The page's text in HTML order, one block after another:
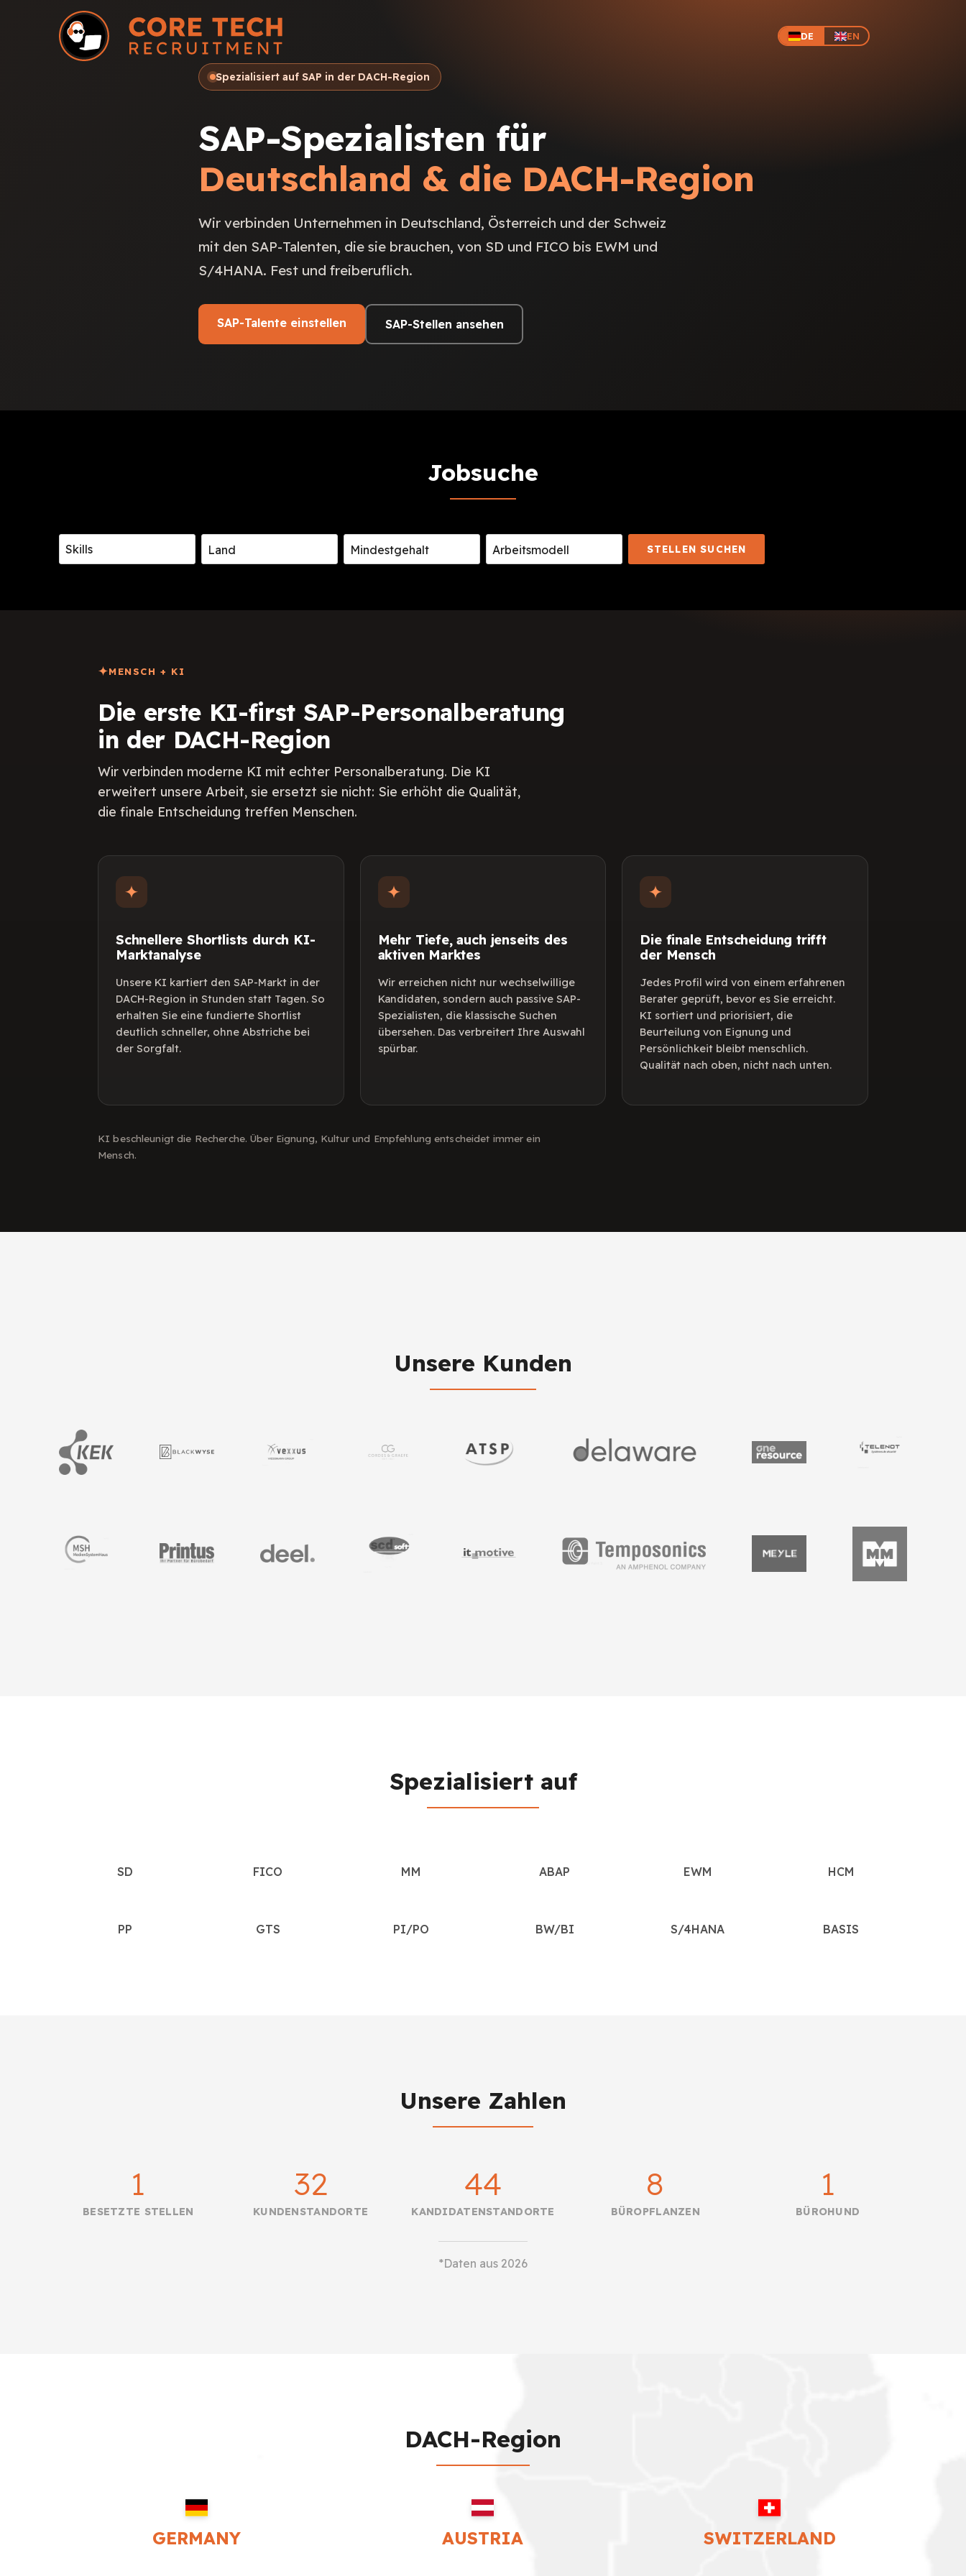
DE EN
Spezialisiert auf SAP in der DACH-Region
SAP-Spezialisten für
Deutschland & die DACH-Region
Wir verbinden Unternehmen in Deutschland, Österreich und der Schweiz
mit den SAP-Talenten, die sie brauchen, von SD und FICO bis EWM und
S/4HANA. Fest und freiberuflich.
SAP-Talente einstellen SAP-Stellen ansehen
Jobsuche
Skills STELLEN SUCHEN
MENSCH + KI
Die erste KI-first SAP-Personalberatung
in der DACH-Region
Wir verbinden moderne KI mit echter Personalberatung. Die KI
erweitert unsere Arbeit, sie ersetzt sie nicht: Sie erhöht die Qualität,
die finale Entscheidung treffen Menschen.
Schnellere Shortlists durch KI-
Marktanalyse
Unsere KI kartiert den SAP-Markt in der
DACH-Region in Stunden statt Tagen. So
erhalten Sie eine fundierte Shortlist
deutlich schneller, ohne Abstriche bei
der Sorgfalt.
Mehr Tiefe, auch jenseits des
aktiven Marktes
Wir erreichen nicht nur wechselwillige
Kandidaten, sondern auch passive SAP-
Spezialisten, die klassische Suchen
übersehen. Das verbreitert Ihre Auswahl
spürbar.
Die finale Entscheidung trifft
der Mensch
Jedes Profil wird von einem erfahrenen
Berater geprüft, bevor es Sie erreicht.
KI sortiert und priorisiert, die
Beurteilung von Eignung und
Persönlichkeit bleibt menschlich.
Qualität nach oben, nicht nach unten.
KI beschleunigt die Recherche. Über Eignung, Kultur und Empfehlung entscheidet immer ein
Mensch.
Unsere Kunden
Spezialisiert auf
SD FICO MM ABAP EWM HCM
PP GTS PI/PO BW/BI S/4HANA BASIS
Unsere Zahlen
1
BESETZTE STELLEN
32
KUNDENSTANDORTE
44
KANDIDATENSTANDORTE
8
BÜROPFLANZEN
1
BÜROHUND
*Daten aus 2026
DACH-Region
GERMANY AUSTRIA SWITZERLAND